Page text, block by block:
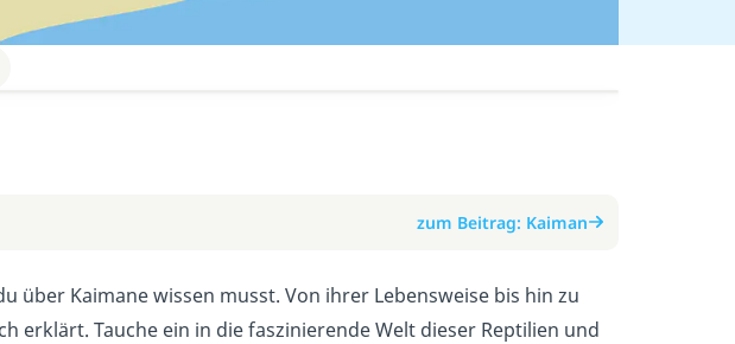
zum Beitrag: Kaiman
über Kaimane wissen musst. Von ihrer Lebensweise bis hin zu
erklärt. Tauche ein in die faszinierende Welt dieser Reptilien und